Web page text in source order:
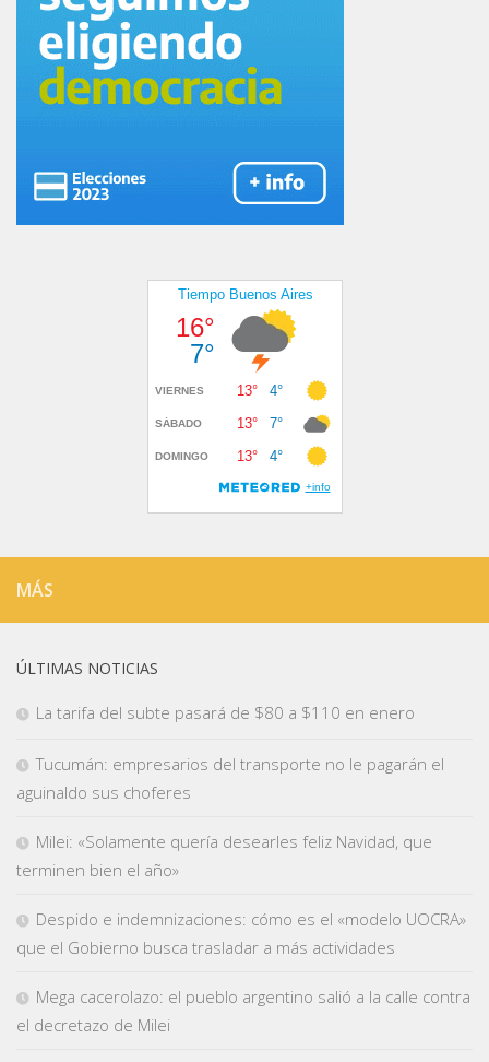
MÁS
ÚLTIMAS NOTICIAS
La tarifa del subte pasará de $80 a $110 en enero
Tucumán: empresarios del transporte no le pagarán el
aguinaldo sus choferes
Milei: «Solamente quería desearles feliz Navidad, que
terminen bien el año»
Despido e indemnizaciones: cómo es el «modelo UOCRA»
que el Gobierno busca trasladar a más actividades
Mega cacerolazo: el pueblo argentino salió a la calle contra
el decretazo de Milei